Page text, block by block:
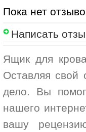
Пока нет
Написать
Ящик для
Оставляя свой
дело. Вы
нашего
вашу